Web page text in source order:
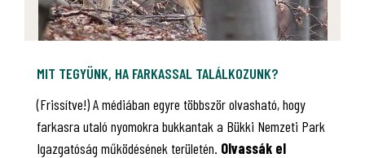
MIT TEGYÜNK, HA FARKASSAL TALÁLKOZUNK?
(Frissítve!) A médiában egyre többször olvasható, hogy
farkasra utaló nyomokra bukkantak a Bükki Nemzeti Park
Igazgatóság működésének területén. Olvassák el